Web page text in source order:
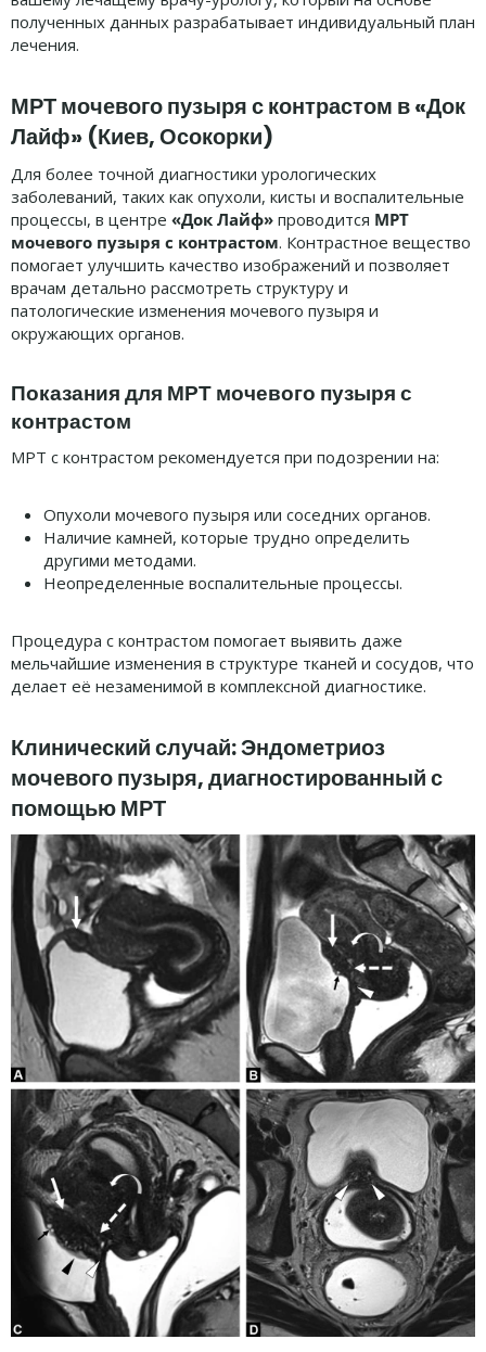
полученных данных разрабатывает индивидуальный план
лечения.
МРТ мочевого пузыря с контрастом в «Док
Лайф» (Киев, Осокорки)
Для более точной диагностики урологических
заболеваний, таких как опухоли, кисты и воспалительные
процессы, в центре «Док Лайф» проводится МРТ
мочевого пузыря с контрастом. Контрастное вещество
помогает улучшить качество изображений и позволяет
врачам детально рассмотреть структуру и
патологические изменения мочевого пузыря и
окружающих органов.
Показания для МРТ мочевого пузыря с
контрастом
МРТ с контрастом рекомендуется при подозрении на:
Опухоли мочевого пузыря или соседних органов.
Наличие камней, которые трудно определить
другими методами.
Неопределенные воспалительные процессы.
Процедура с контрастом помогает выявить даже
мельчайшие изменения в структуре тканей и сосудов, что
делает её незаменимой в комплексной диагностике.
Клинический случай: Эндометриоз
мочевого пузыря, диагностированный с
помощью МРТ